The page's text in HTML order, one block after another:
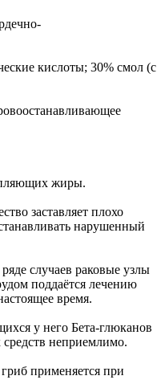
кислоты; 30% смол (с
жиры.
заставляет плохо
нарушенный
случаев раковые узлы
поддаётся лечению
время.
у него Бета-глюканов
неприемлимо.
применяется при